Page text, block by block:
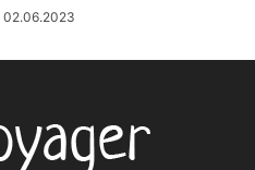
02.06.2023